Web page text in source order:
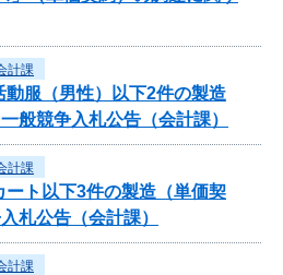
計課
動服（男性）以下2件の製造
般競争入札公告（会計課）
計課
ート以下3件の製造（単価契
札公告（会計課）
計課